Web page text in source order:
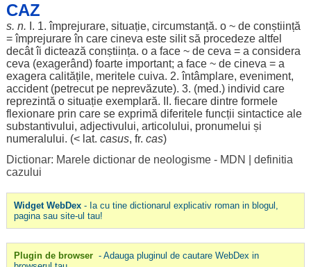
CAZ
s. n. I. 1.împrejurare, situație, circumstanță. o ~ de conștiință
=împrejurareîn care cineva este silitsă procedeze altfel
decâtîi dictează conștiința. o a face~ de ceva = a considera
ceva (exagerând) foarte important; a face~ de cineva = a
exagera calitățile, meritelecuiva. 2.întâmplare, eveniment,
accident(petrecutpe neprevăzute). 3. (med.) individ care
reprezintă o situație exemplară. II. fiecare dintre formele
flexionareprin care se exprimă diferitele funcții sintactice ale
substantivului, adjectivului, articolului, pronumelui și
numeralului. (< lat. casus, fr. cas)
Dictionar: Marele dictionar de neologisme - MDN
definitia
cazului
Widget WebDex- Ia cu tine dictionarul explicativ roman in blogul,
pagina sau site-ul tau!
Plugin de browser - Adauga pluginul de cautare WebDex in